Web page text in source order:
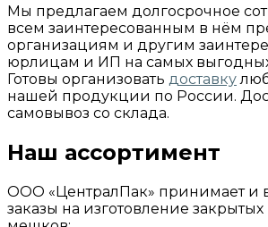
Мы предлагаем долгосрочное
всем заинтересованным в нём
организациям и другим
юрлицам и ИП на самых
Готовы организовать доставку
нашей продукции по России.
самовывоз со склада.
Наш ассортимент
ООО «ЦентралПак» принимает и
заказы на изготовление